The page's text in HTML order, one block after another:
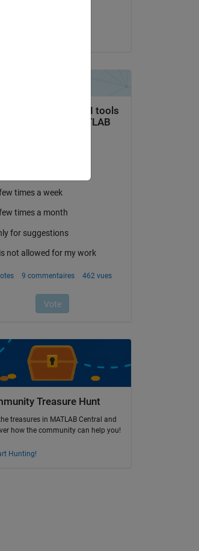
Avr 2021
Treasure Hunt
treasures in MATLAB Central and
how the community can help you!
Hunting!